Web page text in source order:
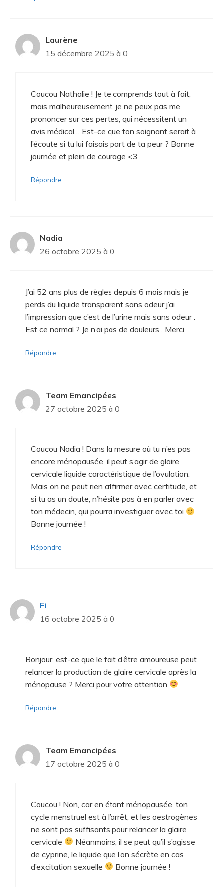
Laurène
15 décembre 2025 à 0
Coucou Nathalie ! Je te comprends tout à fait,
mais malheureusement, je ne peux pas me
prononcer sur ces pertes, qui nécessitent un
avis médical… Est-ce que ton soignant serait à
l’écoute si tu lui faisais part de ta peur ? Bonne
journée et plein de courage <3
Répondre
Nadia
26 octobre 2025 à 0
J’ai 52 ans plus de règles depuis 6 mois mais je
perds du liquide transparent sans odeur j’ai
l’impression que c’est de l’urine mais sans odeur .
Est ce normal ? Je n’ai pas de douleurs . Merci
Répondre
Team Emancipées
27 octobre 2025 à 0
Coucou Nadia ! Dans la mesure où tu n’es pas
encore ménopausée, il peut s’agir de glaire
cervicale liquide caractéristique de l’ovulation.
Mais on ne peut rien affirmer avec certitude, et
si tu as un doute, n’hésite pas à en parler avec
ton médecin, qui pourra investiguer avec toi
Bonne journée !
Répondre
Fi
16 octobre 2025 à 0
Bonjour, est-ce que le fait d’être amoureuse peut
relancer la production de glaire cervicale après la
ménopause ? Merci pour votre attention
Répondre
Team Emancipées
17 octobre 2025 à 0
Coucou ! Non, car en étant ménopausée, ton
cycle menstruel est à l’arrêt, et les oestrogènes
ne sont pas suffisants pour relancer la glaire
cervicale
Néanmoins, il se peut qu’il s’agisse
de cyprine, le liquide que l’on sécrète en cas
d’excitation sexuelle
Bonne journée !